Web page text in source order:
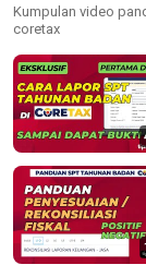
Pajak Media
Kumpulan video
coretax